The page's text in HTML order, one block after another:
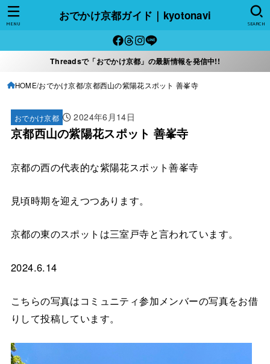
おでかけ京都ガイド｜kyotonavi
SEARCH
MENU
Threadsで「おでかけ京都」の最新情報を発信中!!
HOME おでかけ京都 京都西山の紫陽花スポット 善峯寺
おでかけ京都 2024年6月14日
京都西山の紫陽花スポット 善峯寺
京都の西の代表的な紫陽花スポット善峯寺
見頃時期を迎えつつあります。
京都の東のスポットは三室戸寺と言われています。
2024.6.14
こちらの写真はコミュニティ参加メンバーの写真をお借
りして投稿しています。